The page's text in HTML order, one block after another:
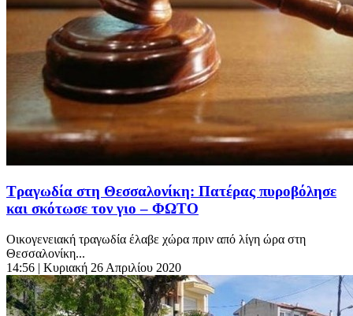
Τραγωδία στη Θεσσαλονίκη: Πατέρας πυροβόλησε
και σκότωσε τον γιο – ΦΩΤΟ
Οικογενειακή τραγωδία έλαβε χώρα πριν από λίγη ώρα στη
Θεσσαλονίκη...
14:56 | Κυριακή 26 Απριλίου 2020